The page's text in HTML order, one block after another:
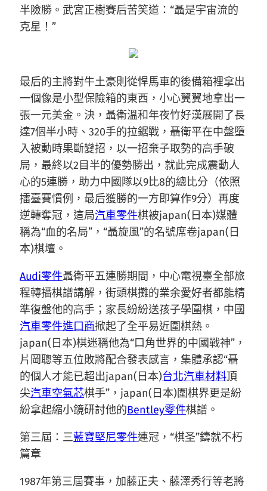
半險勝。武宮正樹賽后苦笑道：“聶是宇宙流的
克星！”
最后的主將對牛土豪則從悍馬車的後備箱裡拿出
一個像是小型保險箱的東西，小心翼翼地拿出一
張一元美金。決，聶衛溫和年夜竹好漢展開了長
達7個半小時、320手的拉鋸戰，聶衛平在中盤墮
入被動時果斷變招，以一招棄子取勢的高手破
局，最終以2目半的優勢勝出，就此完成震動人
心的5連勝，助力中國隊以9比8的總比分（依照
擂臺賽慣例，最后獲勝的一方即算作9分）再度
逆轉奪冠，這局汽車零件棋被japan(日本)媒體
稱為“血的名局”，“聶旋風”的名號席卷japan(日
本)棋壇。
Audi零件聶衛平五連勝期間，中心電視臺全部旅
程轉播棋譜講解，街頭棋攤的業余愛好者都能精
準復盤他的高手；家長紛紛送孩子學圍棋，中國
汽車零件進口商掀起了全平易近圍棋熱。
japan(日本)棋迷稱他為“口角世界的中國戰神”，
片岡聰等五位敗將配合發表感言，集體承認“聶
的個人才能已超出japan(日本)台北汽車材料頂
尖汽車空氣芯棋手”，japan(日本)圍棋界更是紛
紛拿起縮小鏡研討他的Bentley零件棋譜。
第三屆：三藍寶堅尼零件連冠，“棋圣”鑄就不朽
篇章
1987年第三屆賽事，加藤正夫、藤澤秀行等老將